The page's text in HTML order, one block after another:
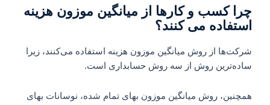
چرا کسب و کارها از میانگین موزون هزینه
استفاده می کنند؟
شرکت‌ها از روش میانگین موزون هزینه استفاده می‌کنند، زیرا
ساده‌ترین روش از سه روش حسابداری است.
همچنین، روش میانگین موزون بهای تمام شده، نوسانات بهای